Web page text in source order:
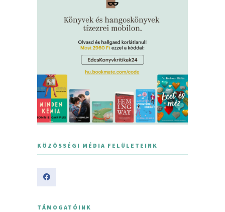
KÖZÖSSÉGI MÉDIA FELÜLETEINK
TÁMOGATÓINK